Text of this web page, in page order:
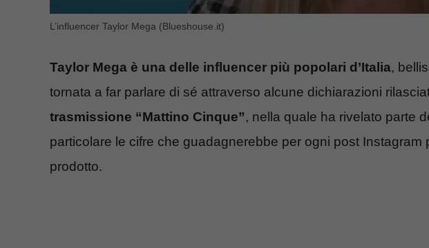
L’influencer Taylor Mega (Blueshouse.it)
Taylor Mega è una delle influencer più popolari d’Italia,
tornata a far parlare di sé attraverso alcune dichiarazioni
trasmissione “Mattino Cinque”, nella quale ha rivelato parte
particolare le cifre che guadagnerebbe per ogni post Instagram
prodotto.